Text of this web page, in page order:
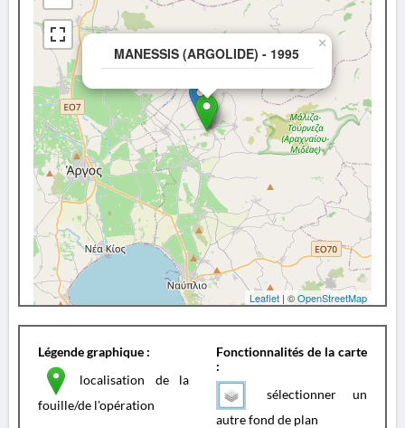
MANESSIS (ARGOLIDE) - 1995
×
Leaflet | ©OpenStreetMap
Légende graphique :
localisation de la
fouille/de l'opération
Fonctionnalités de la carte
:
sélectionner un
autre fond de plan